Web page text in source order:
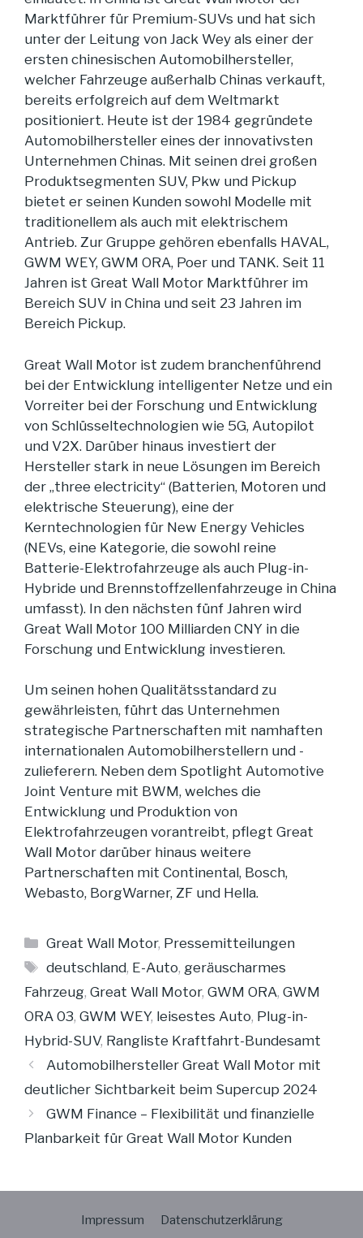
Marktführer für Premium-SUVs und hat sich
unter der Leitung von Jack Wey als einer der
ersten chinesischen Automobilhersteller,
welcher Fahrzeuge außerhalb Chinas verkauft,
bereits erfolgreich auf dem Weltmarkt
positioniert. Heute ist der 1984 gegründete
Automobilhersteller eines der innovativsten
Unternehmen Chinas. Mit seinen drei großen
Produktsegmenten SUV, Pkw und Pickup
bietet er seinen Kunden sowohl Modelle mit
traditionellem als auch mit elektrischem
Antrieb. Zur Gruppe gehören ebenfalls HAVAL,
GWM WEY, GWM ORA, Poer und TANK. Seit 11
Jahren ist Great Wall Motor Marktführer im
Bereich SUV in China und seit 23 Jahren im
Bereich Pickup.
Great Wall Motor ist zudem branchenführend
bei der Entwicklung intelligenter Netze und ein
Vorreiter bei der Forschung und Entwicklung
von Schlüsseltechnologien wie 5G, Autopilot
und V2X. Darüber hinaus investiert der
Hersteller stark in neue Lösungen im Bereich
der „three electricity“ (Batterien, Motoren und
elektrische Steuerung), eine der
Kerntechnologien für New Energy Vehicles
(NEVs, eine Kategorie, die sowohl reine
Batterie-Elektrofahrzeuge als auch Plug-in-
Hybride und Brennstoffzellenfahrzeuge in China
umfasst). In den nächsten fünf Jahren wird
Great Wall Motor 100 Milliarden CNY in die
Forschung und Entwicklung investieren.
Um seinen hohen Qualitätsstandard zu
gewährleisten, führt das Unternehmen
strategische Partnerschaften mit namhaften
internationalen Automobilherstellern und -
zulieferern. Neben dem Spotlight Automotive
Joint Venture mit BWM, welches die
Entwicklung und Produktion von
Elektrofahrzeugen vorantreibt, pflegt Great
Wall Motor darüber hinaus weitere
Partnerschaften mit Continental, Bosch,
Webasto, BorgWarner, ZF und Hella.
Kategorien
Great Wall Motor, Pressemitteilungen
Schlagwörter
deutschland, E-Auto, geräuscharmes
Fahrzeug, Great Wall Motor, GWM ORA, GWM
ORA 03, GWM WEY, leisestes Auto, Plug-in-
Hybrid-SUV, Rangliste Kraftfahrt-Bundesamt
Automobilhersteller Great Wall Motor mit
deutlicher Sichtbarkeit beim Supercup 2024
GWM Finance – Flexibilität und finanzielle
Planbarkeit für Great Wall Motor Kunden
Impressum Datenschutzerklärung